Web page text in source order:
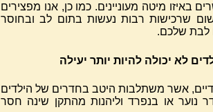
באיזו מיטה מעוניינים. כמו כן, אנו מפצירים
שרכישות רבות נעשות בתום לב ובחוסר
לבת שלכם.
לא יכולה להיות יותר יעילה
אשר משתלבות היטב בחדרים של הילדים
נוער או בנפרד וליהנות מהתקן שינה חסר